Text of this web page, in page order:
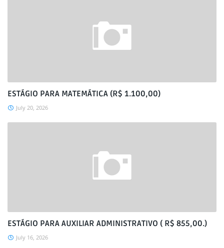
ESTÁGIO PARA MATEMÁTICA (R$ 1.100,00)
July 20, 2026
ESTÁGIO PARA AUXILIAR ADMINISTRATIVO ( R$ 855,00.)
July 16, 2026